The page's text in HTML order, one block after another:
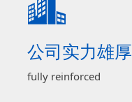
公司实力雄厚
fully reinforced